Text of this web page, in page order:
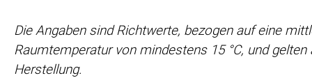
Die Angaben sind Richtwerte, bezogen auf eine
Raumtemperatur von mindestens 15 °C, und gelten
Herstellung.